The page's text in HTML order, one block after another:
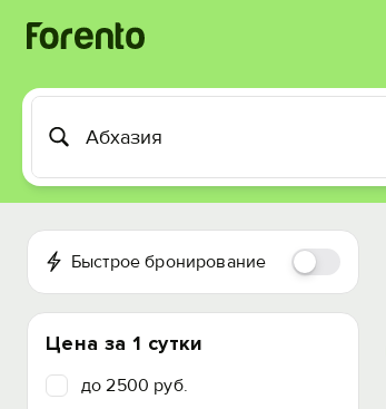
Быстрое бронирование
Цена за 1 сутки
до 2500 руб.